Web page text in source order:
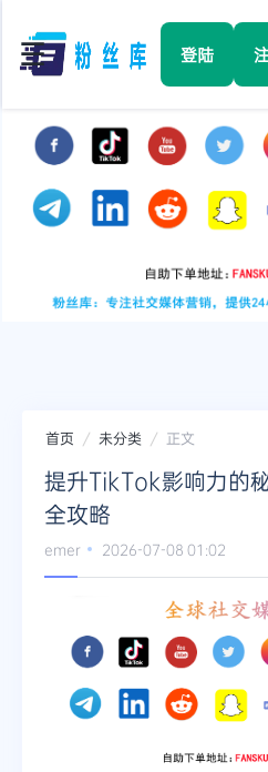
☰ 登陆
首页 未分类 正文
提升TikTok影响力的
全攻略
emer 2026-07-08 01:02